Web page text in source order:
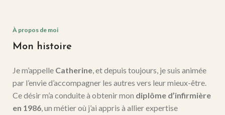
À propos de moi
Mon histoire
Je m’appelle Catherine, et depuis toujours, je suis animée
par l’envie d’accompagner les autres vers leur mieux-être.
Ce désir m’a conduite à obtenir mon diplôme d’infirmière
en 1986, un métier où j’ai appris à allier expertise